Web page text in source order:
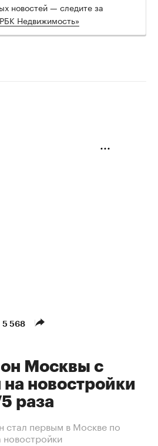
новостей — следите за
Недвижимость»
5 568
Москвы с
новостройки
раза
стал первым в Москве по